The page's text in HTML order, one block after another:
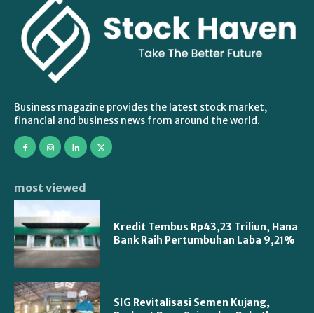
Business magazine provides the latest stock market,
financial and business news from around the world.
most viewed
Kredit Tembus Rp43,23 Triliun, Hana
Bank Raih Pertumbuhan Laba 9,21%
SIG Revitalisasi Semen Kujang,